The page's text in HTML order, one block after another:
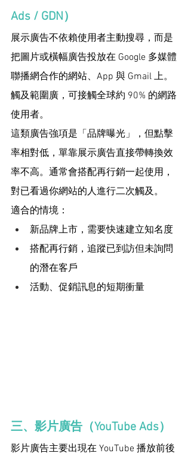
Ads / GDN）
展示廣告不依賴使用者主動搜尋，而是
把圖片或橫幅廣告投放在 Google 多媒體
聯播網合作的網站、App 與 Gmail 上。
觸及範圍廣，可接觸全球約 90% 的網路
使用者。
這類廣告強項是「品牌曝光」，但點擊
率相對低，單靠展示廣告直接帶轉換效
率不高。通常會搭配再行銷一起使用，
對已看過你網站的人進行二次觸及。
適合的情境：
新品牌上市，需要快速建立知名度
搭配再行銷，追蹤已到訪但未詢問
的潛在客戶
活動、促銷訊息的短期衝量
三、影片廣告（YouTube Ads）
影片廣告主要出現在 YouTube 播放前後